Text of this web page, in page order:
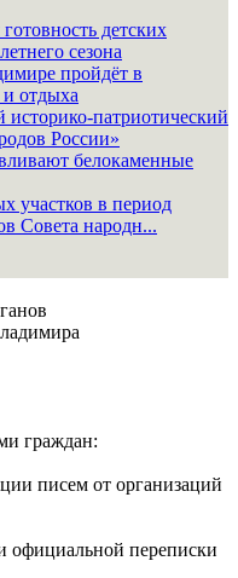
детских
сезона
пройдёт в
отдыха
патриотический
России»
белокаменные
участков в период
Совета народн...
граждан:
писем от организаций
официальной переписки